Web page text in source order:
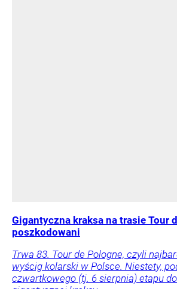
Gigantyczna kraksa na trasie Tour
poszkodowani
Trwa 83. Tour de Pologne, czyli
wyścig kolarski w Polsce. Niestety,
czwartkowego (tj. 6 sierpnia) etapu